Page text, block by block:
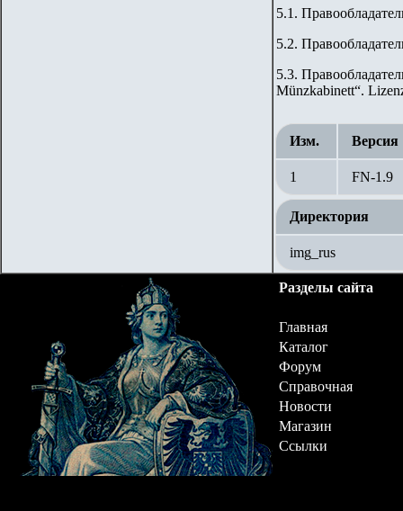
5.1.
5.2.
5.3.
Münzkabinett“.
Изм. Версия
1 FN-1.9
Директория
img_rus
Разделы сайта
Главная
Каталог
Форум
Справочная
Новости
Магазин
Ссылки